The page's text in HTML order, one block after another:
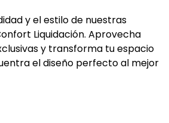
y el estilo de nuestras
Liquidación. Aprovecha
y transforma tu espacio
el diseño perfecto al mejor